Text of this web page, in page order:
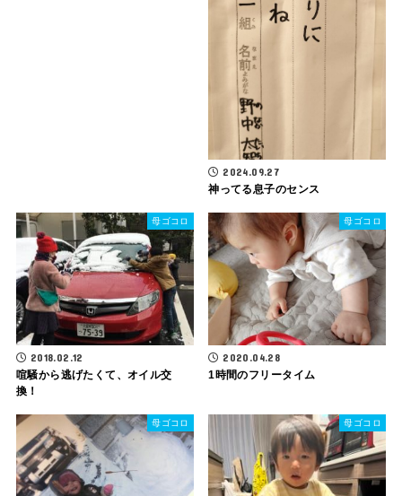
2024.09.27
神ってる息子のセンス
母ゴコロ
2018.02.12
喧騒から逃げたくて、オイル交
換！
母ゴコロ
2020.04.28
1時間のフリータイム
母ゴコロ 母ゴコロ